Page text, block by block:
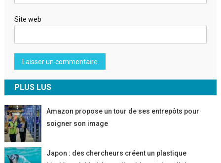
Site web
PLUS LUS
Amazon propose un tour de ses entrepôts pour
soigner son image
Japon : des chercheurs créent un plastique